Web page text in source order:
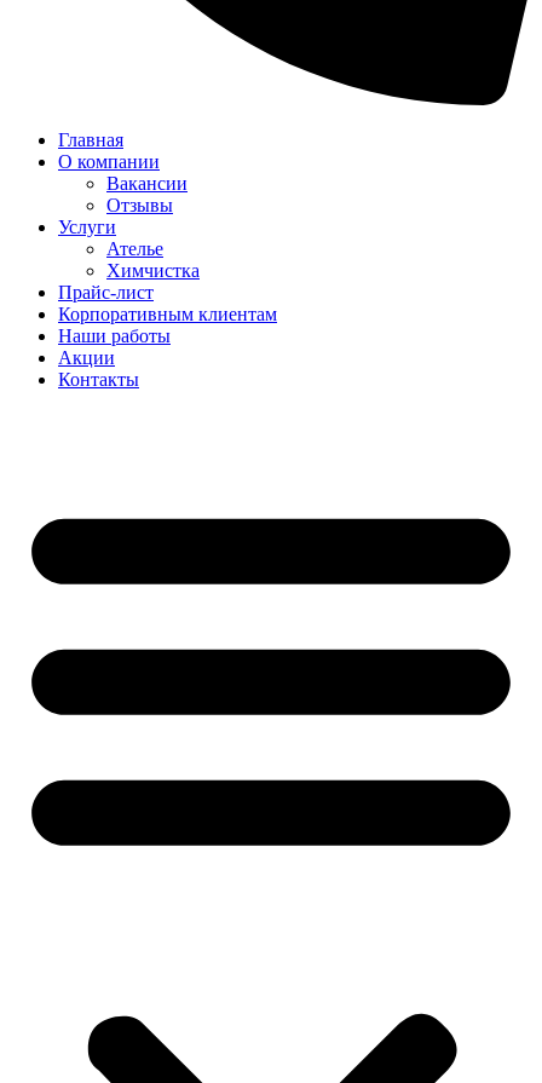
Главная
О компании
Вакансии
Отзывы
Услуги
Ателье
Химчистка
Прайс-лист
Корпоративным клиентам
Наши работы
Акции
Контакты